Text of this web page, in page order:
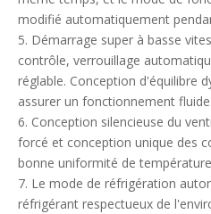
modifié automatiquement
5. Démarrage super à basse
contrôle, verrouillage
réglable. Conception d'équilibre
assurer un fonctionnement fluide.
6. Conception silencieuse du
forcé et conception unique des
bonne uniformité de
7. Le mode de réfrigération
réfrigérant respectueux de